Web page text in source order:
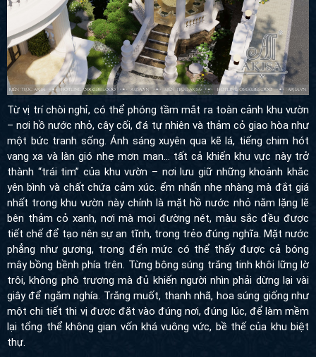
Từ vị trí chòi nghỉ, có thể phóng tầm mắt ra toàn cảnh khu vườn –
nơi hồ nước nhỏ, cây cối, đá tự nhiên và thảm cỏ giao hòa như
một bức tranh sống. Ánh sáng xuyên qua kẽ lá, tiếng chim hót
vang xa và làn gió nhẹ mơn man… tất cả khiến khu vực này trở
thành “trái tim” của khu vườn – nơi lưu giữ những khoảnh khắc
yên bình và chất chứa cảm xúc. ểm nhấn nhẹ nhàng mà đắt giá
nhất trong khu vườn này chính là mặt hồ nước nhỏ nằm lặng lẽ
bên thảm cỏ xanh, nơi mà mọi đường nét, màu sắc đều được tiết
chế để tạo nên sự an tĩnh, trong trẻo đúng nghĩa. Mặt nước
phẳng như gương, trong đến mức có thể thấy được cả bóng mây
bồng bềnh phía trên. Từng bông súng trắng tinh khôi lững lờ trôi,
không phô trương mà đủ khiến người nhìn phải dừng lại vài giây
để ngắm nghía. Trắng muốt, thanh nhã, hoa súng giống như một
chi tiết thi vị được đặt vào đúng nơi, đúng lúc, để làm mềm lại
tổng thể không gian vốn khá vuông vức, bề thế của khu biệt thự.
Bao quanh mặt hồ là những phiến đá tự nhiên – không được cắt